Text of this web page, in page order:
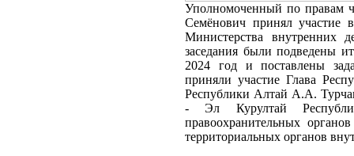
Уполномоченный по правам
Семёнович принял участие
Министерства внутренних
заседания были подведены
2024 год и поставлены
приняли участие Глава
Республики Алтай А.А.
- Эл Курултай
правоохранительных
территориальных органов